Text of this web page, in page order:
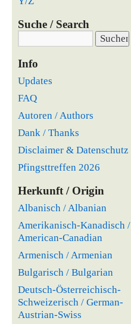
Suche / Search
Info
Updates
FAQ
Autoren / Authors
Dank / Thanks
Disclaimer & Datenschutz
Pfingsttreffen 2026
Herkunft / Origin
Albanisch / Albanian
Amerikanisch-Kanadisch /
American-Canadian
Armenisch / Armenian
Bulgarisch / Bulgarian
Deutsch-Österreichisch-
Schweizerisch / German-
Austrian-Swiss